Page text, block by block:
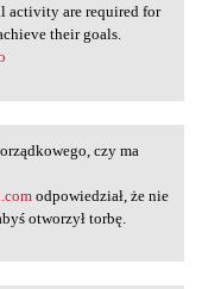
activity are required for
their goals.
czy ma
odpowiedział, że nie
otworzył torbę.